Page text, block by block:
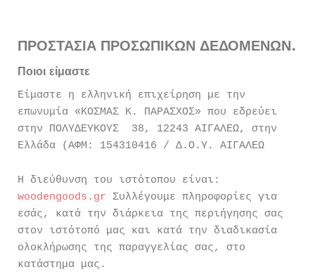
ΠΡΟΣΤΑΣΙΑ ΠΡΟΣΩΠΙΚΩΝ ΔΕΔΟΜΕΝΩΝ.
Ποιοι είμαστε
Είμαστε η ελληνική επιχείρηση με την
επωνυμία «ΚΟΣΜΑΣ Κ. ΠΑΡΑΣΧΟΣ» που εδρεύει
στην ΠΟΛΥΔΕΥΚΟΥΣ 38, 12243 ΑΙΓΑΛΕΩ, στην
Ελλάδα (ΑΦΜ: 154310416 / Δ.Ο.Υ. ΑΙΓΑΛΕΩ
Η διεύθυνση του ιστότοπου είναι:
woodengoods.gr Συλλέγουμε πληροφορίες για
εσάς, κατά την διάρκεια της περιήγησης σας
στον ιστότοπό μας και κατά την διαδικασία
ολοκλήρωσης της παραγγελίας σας, στο
κατάστημα μας.